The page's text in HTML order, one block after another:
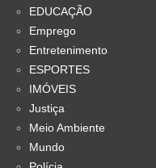
EDUCAÇÃO
Emprego
Entretenimento
ESPORTES
IMÓVEIS
Justiça
Meio Ambiente
Mundo